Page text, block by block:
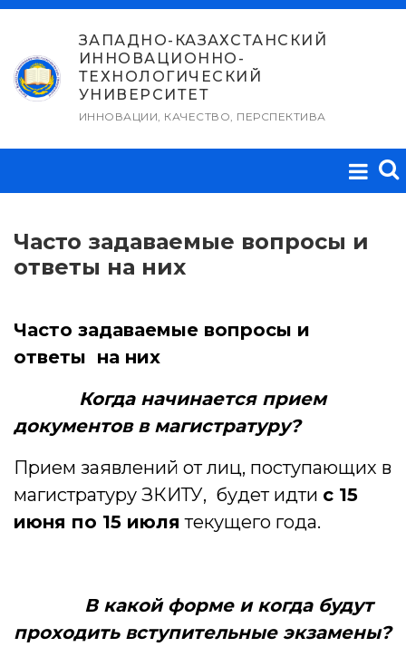
Перейти
содержимому
ЗАПАДНО-КАЗАХСТАНСКИЙ
ИННОВАЦИОННО-
ТЕХНОЛОГИЧЕСКИЙ
УНИВЕРСИТЕТ
ИННОВАЦИИ, КАЧЕСТВО, ПЕРСПЕКТИВА
Часто задаваемые вопросы и
ответы на них
Часто задаваемые вопросы и
ответы на них
Когда начинается прием
документов в магистратуру?
Прием заявлений от лиц, поступающих в
магистратуру ЗКИТУ, будет идти с 15
июня по 15 июля текущего года.
В какой форме и когда будут
проходить вступительные экзамены?